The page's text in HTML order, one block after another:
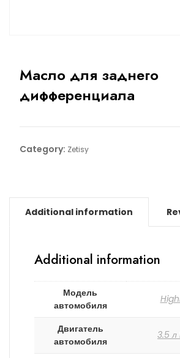
Масло для заднего
дифференциала
Category: Zetisy
Additional information
Additional information
Модель
автомобиля
Двигатель
автомобиля
3.5 л